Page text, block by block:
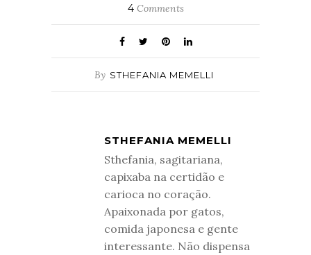
4Comments
By STHEFANIA MEMELLI
STHEFANIA MEMELLI
Sthefania, sagitariana,
capixaba na certidão e
carioca no coração.
Apaixonada por gatos,
comida japonesa e gente
interessante. Não dispensa